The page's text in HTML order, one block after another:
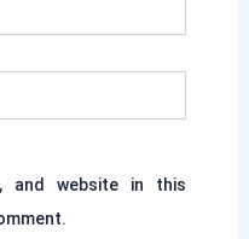
and website in this